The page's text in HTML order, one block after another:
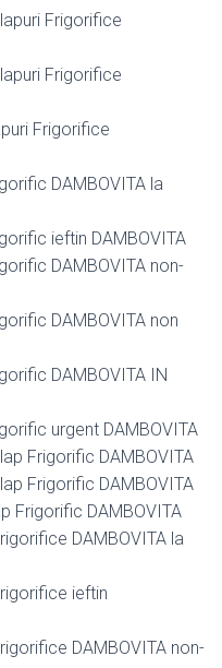
Frigorifice
Frigorifice
Frigorifice
DAMBOVITA la
ieftin DAMBOVITA
DAMBOVITA non-
DAMBOVITA non
DAMBOVITA IN
urgent DAMBOVITA
Frigorific DAMBOVITA
Frigorific DAMBOVITA
Frigorific DAMBOVITA
DAMBOVITA la
ieftin
DAMBOVITA non-